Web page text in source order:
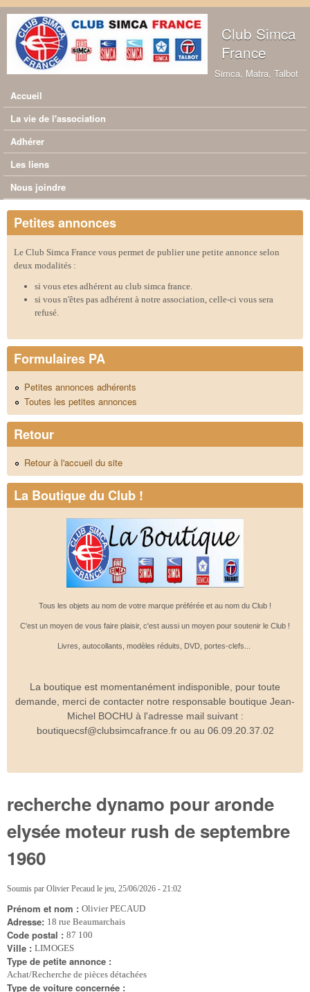
Aller au contenu principal
Club Simca
France
Simca, Matra, Talbot
Menu principal
Accueil
La vie de l'association
Adhérer
Les liens
Nous joindre
Petites annonces
Le Club Simca France vous permet de publier une petite annonce selon
deux modalités :
si vous etes adhérent au club simca france.
si vous n'êtes pas adhérent à notre association, celle-ci vous sera
refusé.
Formulaires PA
Petites annonces adhérents
Toutes les petites annonces
Retour
Retour à l'accueil du site
La Boutique du Club !
Tous les objets au nom de votre marque préférée et au nom du Club !
C'est un moyen de vous faire plaisir, c'est aussi un moyen pour soutenir le Club !
Livres, autocollants, modèles réduits, DVD, portes-clefs...
La boutique est momentanément indisponible, pour toute
demande, merci de contacter notre responsable boutique Jean-
Michel BOCHU à l'adresse mail suivant :
boutiquecsf@clubsimcafrance.fr ou au 06.09.20.37.02
recherche dynamo pour aronde
elysée moteur rush de septembre
1960
Soumis par Olivier Pecaud le jeu, 25/06/2026 - 21:02
Prénom et nom : Olivier PECAUD
Adresse: 18 rue Beaumarchais
Code postal : 87 100
Ville : LIMOGES
Type de petite annonce :
Achat/Recherche de pièces détachées
Type de voiture concernée :